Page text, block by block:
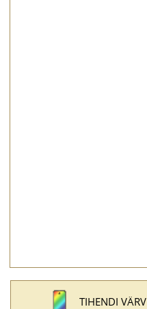
TIHENDI VÄRV